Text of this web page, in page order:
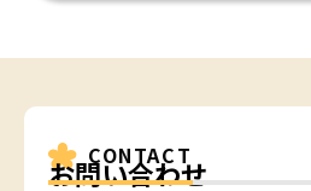
CONTACT
お問い合わせ